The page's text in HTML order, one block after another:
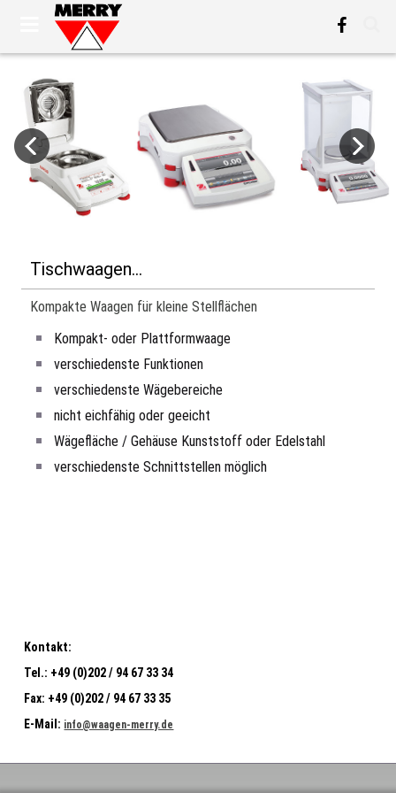
Tischwaagen...
Kompakte Waagen für kleine Stellflächen
Kompakt- oder Plattformwaage
verschiedenste Funktionen
verschiedenste Wägebereiche
nicht eichfähig oder geeicht
Wägefläche / Gehäuse Kunststoff oder Edelstahl
verschiedenste Schnittstellen möglich
Kontakt:
Tel.: +49 (0)202 / 94 67 33 34
Fax: +49 (0)202 / 94 67 33 35
E-Mail: info@waagen-merry.de